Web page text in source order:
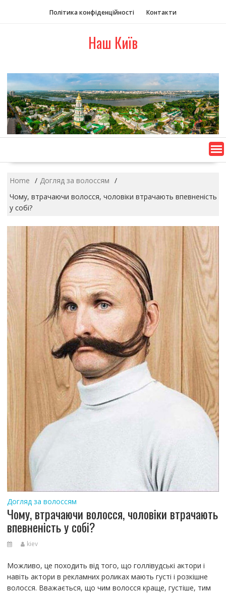
t
Політика конфіденційності Контакти
Наш Київ
Home
Догляд за волоссям
Чому, втрачаючи волосся, чоловіки втрачають впевненість
у собі?
Догляд за волоссям
Чому, втрачаючи волосся, чоловіки втрачають
впевненість у собі?
kiev
Можливо, це походить від того, що голлівудські актори і
навіть актори в рекламних роликах мають густі і розкішне
волосся. Вважається, що чим волосся краще, густіше, тим